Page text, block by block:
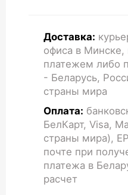
Доставка:
офиса в
платежем либо
- Беларусь,
страны мира
Оплата:
БелКарт, Visa,
страны мира),
почте при
платежа в
расчет